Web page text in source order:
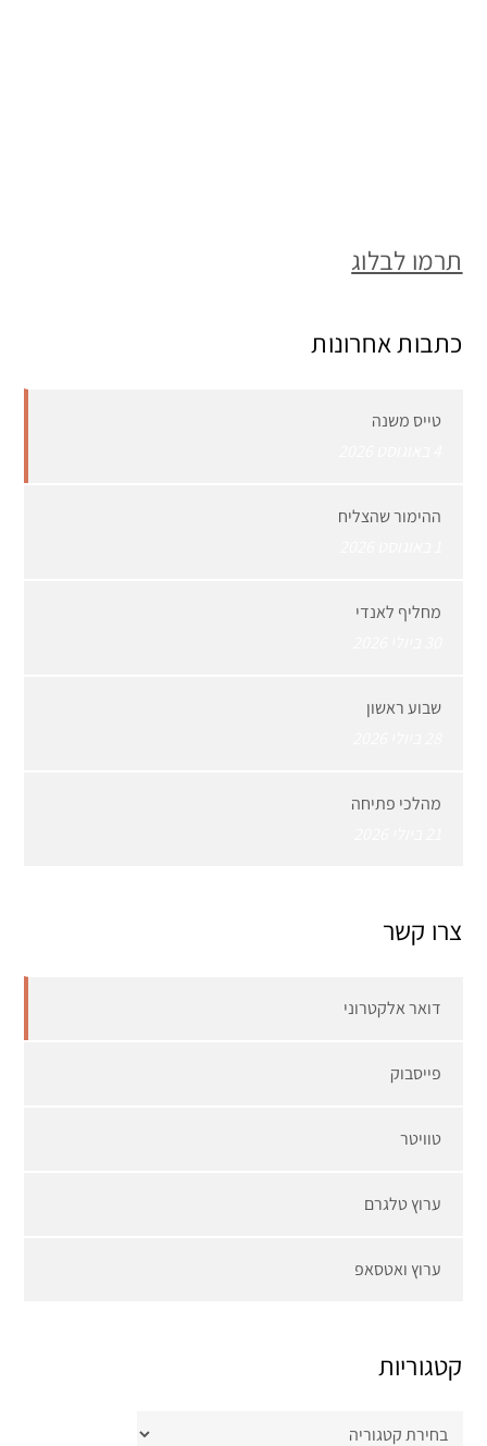
תרמו לבלוג
כתבות אחרונות
טייס משנה
ההימור שהצליח
מחליף לאנדי
שבוע ראשון
מהלכי פתיחה
צרו קשר
דואר אלקטרוני
פייסבוק
טוויטר
ערוץ טלגרם
ערוץ ואטסאפ
קטגוריות